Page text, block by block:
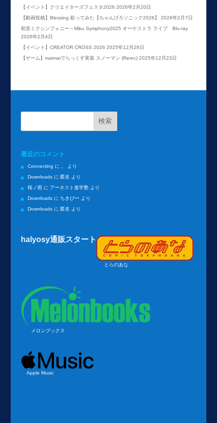
【イベント】クリエイターズフェスタ2026 2026年2月20日
【動画投稿】Blessing 歌ってみた【ちゃんげろソニック2026】
2026年2月7日
初音ミクシンフォニー～Miku Symphony2025 オーケストラ ライブ Blu-ray
2026年2月4日
【イベント】CREATOR CROSS 2026 2025年12月26日
【ゲーム】maimaiでらっくす実装 スノーマン (Rerec) 2025年12月23日
最近のコメント
Connecting に 。
より
Downloadsに 匿名 より
桜ノ雨 に アーネスト進学塾より
Downloadsに ちきぴー より
Downloadsに 匿名 より
halyosy通販スタート
とらのあな
メロンブックス
Apple Music